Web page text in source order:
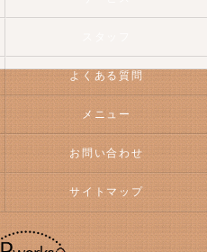
よくある質問
メニュー
お問い合わせ
サイトマップ